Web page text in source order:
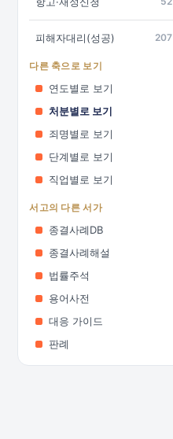
피해자대리(성공) 207
다른 축으로 보기
연도별로 보기
처분별로 보기
죄명별로 보기
단계별로 보기
직업별로 보기
서고의 다른 서가
종결사례DB
종결사례해설
법률주석
용어사전
대응 가이드
판례